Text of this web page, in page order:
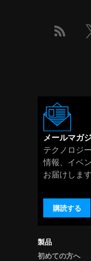
製品
初めての方へ
メールマガ
テクノロジ
情報、イベ
お届けします
購読する